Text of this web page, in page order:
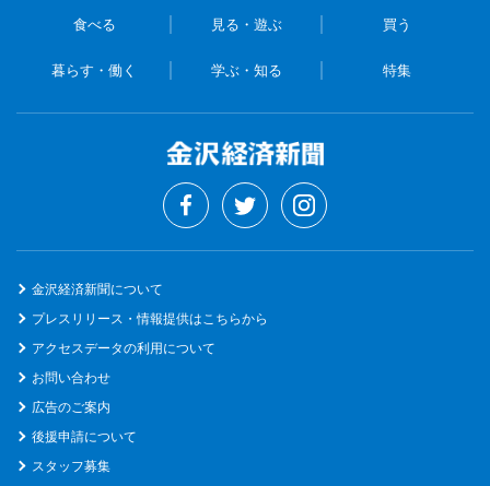
食べる 見る・遊ぶ 買う
暮らす・働く 学ぶ・知る 特集
金沢経済新聞について
プレスリリース・情報提供はこちらから
アクセスデータの利用について
お問い合わせ
広告のご案内
後援申請について
スタッフ募集